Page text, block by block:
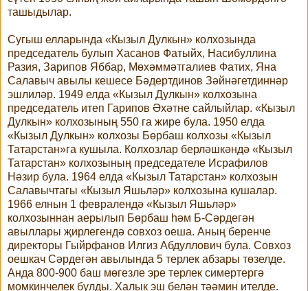
ташыдылар.
Сугыш елларында «Кызыл Дулкын» колхозында
председатель булып Хасанов Фатыйх, Насибуллина
Разия, Зарипов Яббар, Мөхәммәтгалиев Фатих, Яна
Салавыч авылы кешесе Бәдертдинов Зәйнәгетдиннәр
эшлиләр. 1949 елда «Кызыл Дулкын» колхозына
председатель итеп Гарипов Әхәтне сайлыйлар. «Кызыл
Дулкын» колхозының 550 га жире була. 1950 елда
«Кызыл Дулкын» колхозы Бөрбаш колхозы «Кызыл
Татарстан»га кушыла. Колхозлар берләшкәндә «Кызыл
Татарстан» колхозының председателе Исрафилов
Нәзир була. 1964 елда «Кызыл Татарстан» колхозын
Салавычтагы «Кызыл Яшьләр» колхозына кушалар.
1966 елнын 1 февралендә «Кызыл Яшьләр»
колхозыннан аерылып Бөрбаш һәм Б-Сәрдегән
авыллары җирлегендә совхоз оеша. Аның беренче
директоры Гыйрфанов Илгиз Абдуллович була. Совхоз
оешкач Сәрдегән авылында 5 терлек абзары төзелде.
Анда 800-900 баш мөгезле эре терлек симертергә
момкинчелек булды. Халык эш белән тәәмин ителде.